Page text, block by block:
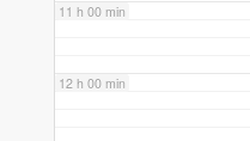
11 h 00 min
12 h 00 min